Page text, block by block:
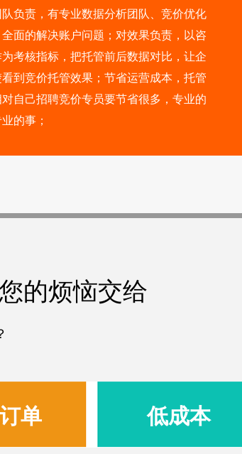
负责，有专业数据分析团队、竞价优化
全面的解决账户问题；对效果负责，以咨
考核指标，把托管前后数据对比，让企
看到竞价托管效果；节省运营成本，托管
对自己招聘竞价专员要节省很多，专业的
的事；
的烦恼交给
单 低成本